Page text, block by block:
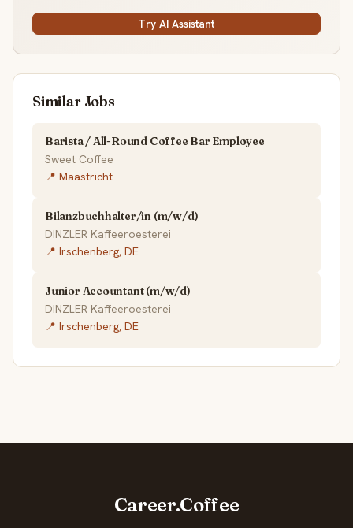
Try AI Assistant
Similar Jobs
Barista / All-Round Coffee Bar Employee
Sweet Coffee
📍 Maastricht
Bilanzbuchhalter/in (m/w/d)
DINZLER Kaffeeroesterei
📍 Irschenberg, DE
Junior Accountant (m/w/d)
DINZLER Kaffeeroesterei
📍 Irschenberg, DE
Career.Coffee